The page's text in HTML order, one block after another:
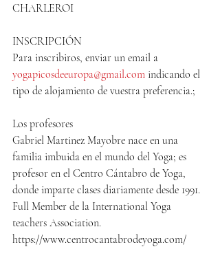
CHARLEROI
INSCRIPCIÓN
Para inscribiros, enviar un email a
yogapicosdeeuropa@gmail.com indicando el
tipo de alojamiento de vuestra preferencia.;
Los profesores
Gabriel Martinez Mayobre nace en una
familia imbuida en el mundo del Yoga; es
profesor en el Centro Cántabro de Yoga,
donde imparte clases diariamente desde 1991.
Full Member de la International Yoga
teachers Association.
https://www.centrocantabrodeyoga.com/